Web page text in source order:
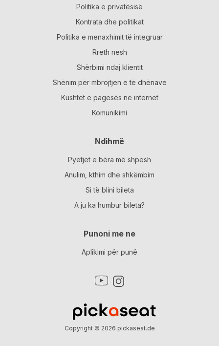
Politika e privatësisë
Kontrata dhe politikat
Politika e menaxhimit të integruar
Rreth nesh
Shërbimi ndaj klientit
Shënim për mbrojtjen e të dhënave
Kushtet e pagesës në internet
Komunikimi
Ndihmë
Pyetjet e bëra më shpesh
Anulim, kthim dhe shkëmbim
Si të blini bileta
A ju ka humbur bileta?
Punoni me ne
Aplikimi për punë
Copyright © 2026 pickaseat.de